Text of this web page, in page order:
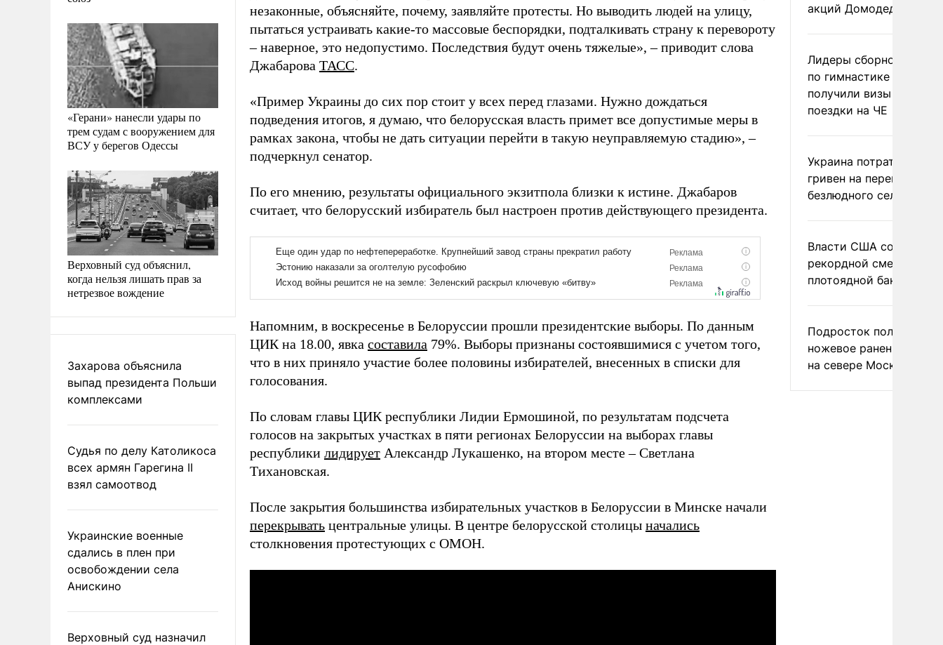
«Герани» нанесли удары по
трем судам с вооружением для
ВСУ у берегов Одессы
Верховный суд объяснил,
когда нельзя лишать прав за
нетрезвое вождение
Захарова объяснила
выпад президента Польши
комплексами
Судья по делу Католикоса
всех армян Гарегина II
взял самоотвод
Украинские военные
сдались в плен при
освобождении села
Анискино
Верховный суд назначил
незаконные, объясняйте, почему, заявляйте протесты. Но выводить людей на улицу,
пытаться устраивать какие-то массовые беспорядки, подталкивать страну к перевороту
– наверное, это недопустимо. Последствия будут очень тяжелые», – приводит слова
Джабарова ТАСС.
«Пример Украины до сих пор стоит у всех перед глазами. Нужно дождаться
подведения итогов, я думаю, что белорусская власть примет все допустимые меры в
рамках закона, чтобы не дать ситуации перейти в такую неуправляемую стадию», –
подчеркнул сенатор.
По его мнению, результаты официального экзитпола близки к истине. Джабаров
считает, что белорусский избиратель был настроен против действующего президента.
Напомним, в воскресенье в Белоруссии прошли президентские выборы. По данным
ЦИК на 18.00, явка составила 79%. Выборы признаны состоявшимися с учетом того,
что в них приняло участие более половины избирателей, внесенных в списки для
голосования.
По словам главы ЦИК республики Лидии Ермошиной, по результатам подсчета
голосов на закрытых участках в пяти регионах Белоруссии на выборах главы
республики лидирует Александр Лукашенко, на втором месте – Светлана
Тихановская.
После закрытия большинства избирательных участков в Белоруссии в Минске начали
перекрывать центральные улицы. В центре белорусской столицы начались
столкновения протестующих с ОМОН.
акций Домодедово
Лидеры сборной
по гимнастике не
получили визы для
поездки на ЧЕ
Украина потратила 1
гривен на
безлюдного села
Власти США сообщили
рекордной смертности
плотоядной бактерии
Подросток получил
ножевое ранение в
на севере Москвы